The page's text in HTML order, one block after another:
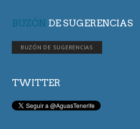
BUZÓN DE SUGERENCIAS
BUZÓN DE SUGERENCIAS
TWITTER